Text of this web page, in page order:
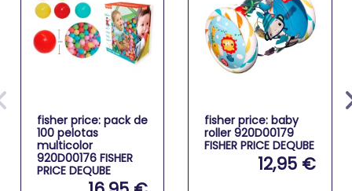
fisher price: pack de
100 pelotas
multicolor
920D00176 FISHER
PRICE DEQUBE
fisher price: baby
roller 920D00179
FISHER PRICE DEQUBE
12,95 €